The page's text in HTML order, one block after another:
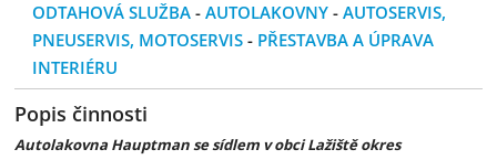
ODTAHOVÁ SLUŽBA -AUTOLAKOVNY -AUTOSERVIS,
PNEUSERVIS, MOTOSERVIS - PŘESTAVBA A ÚPRAVA
INTERIÉRU
Popis činnosti
Autolakovna Hauptman se sídlem v obci Lažiště okres